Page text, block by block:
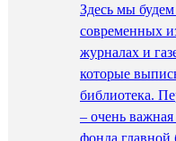
Здесь мы будем
современных
журналах и
которые
библиотека.
– очень важная
фонда главной